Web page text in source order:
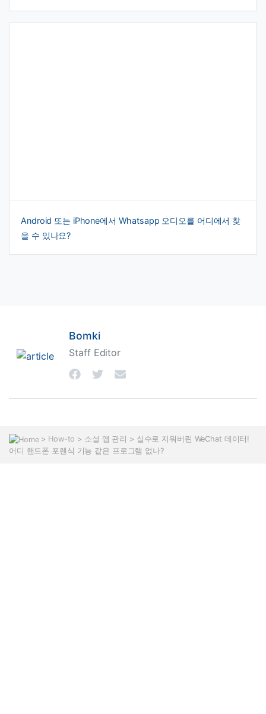
Android 또는 iPhone에서 Whatsapp 오디오를 어디에서 찾
을 수 있나요?
Bomki
Staff Editor
> How-to > 소셜 앱 관리 > 실수로 지워버린 WeChat 데이터!
어디 핸드폰 포렌식 기능 같은 프로그램 없나?